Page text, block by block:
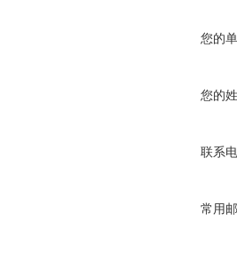
您的
您的
联系
常用